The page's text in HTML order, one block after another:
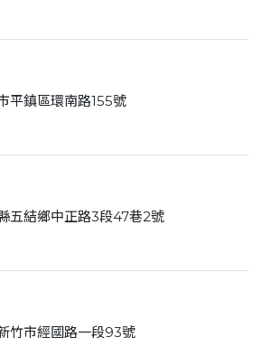
平鎮區環南路155號
五結鄉中正路3段47巷2號
竹市經國路一段93號